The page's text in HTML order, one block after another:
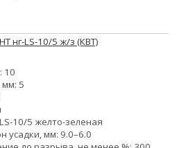
нг-LS-10/5 ж/з (КВТ)
10
мм: 5
10/5 желто-зеленая
усадки, мм: 9.0–6.0